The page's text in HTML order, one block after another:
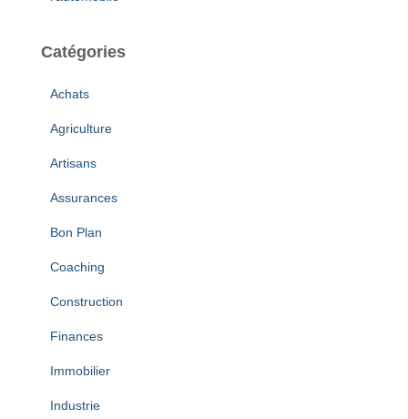
Catégories
Achats
Agriculture
Artisans
Assurances
Bon Plan
Coaching
Construction
Finances
Immobilier
Industrie